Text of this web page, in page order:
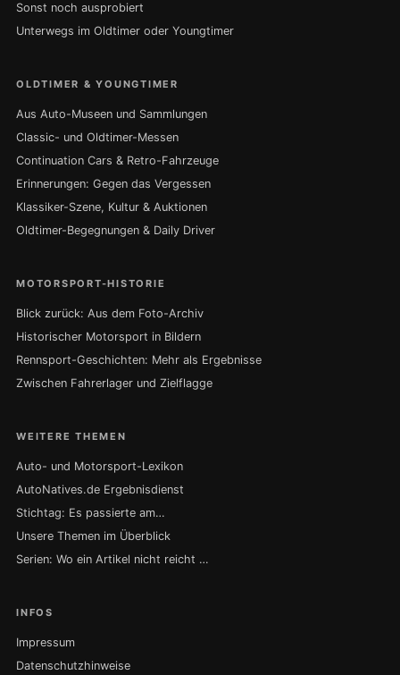
Sonst noch ausprobiert
Unterwegs im Oldtimer oder Youngtimer
OLDTIMER & YOUNGTIMER
Aus Auto-Museen und Sammlungen
Classic- und Oldtimer-Messen
Continuation Cars & Retro-Fahrzeuge
Erinnerungen: Gegen das Vergessen
Klassiker-Szene, Kultur & Auktionen
Oldtimer-Begegnungen & Daily Driver
MOTORSPORT-HISTORIE
Blick zurück: Aus dem Foto-Archiv
Historischer Motorsport in Bildern
Rennsport-Geschichten: Mehr als Ergebnisse
Zwischen Fahrerlager und Zielflagge
WEITERE THEMEN
Auto- und Motorsport-Lexikon
AutoNatives.de Ergebnisdienst
Stichtag: Es passierte am…
Unsere Themen im Überblick
Serien: Wo ein Artikel nicht reicht …
INFOS
Impressum
Datenschutzhinweise